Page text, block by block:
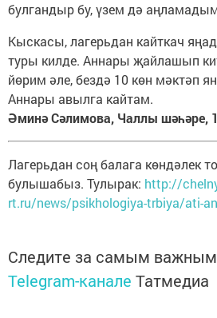
булгандыр бу, үзем дә
Кыскасы, лагерьдан кайткач
туры килде. Аннары җайлашып
йөрим әле, бездә 10 көн мәктәп
Аннары авылга кайтам.
Әминә Сәлимова, Чаллы шәһәре,
Лагерьдан соң балага көндәлек
булышабыз. Тулырак: http://
rt.ru/news/psikhologiya-trbiya/ati-
Следите за самым
Telegram-канале Татмедиа